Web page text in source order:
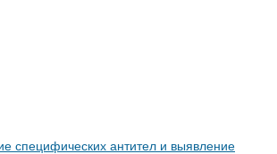
специфических антител и выявление